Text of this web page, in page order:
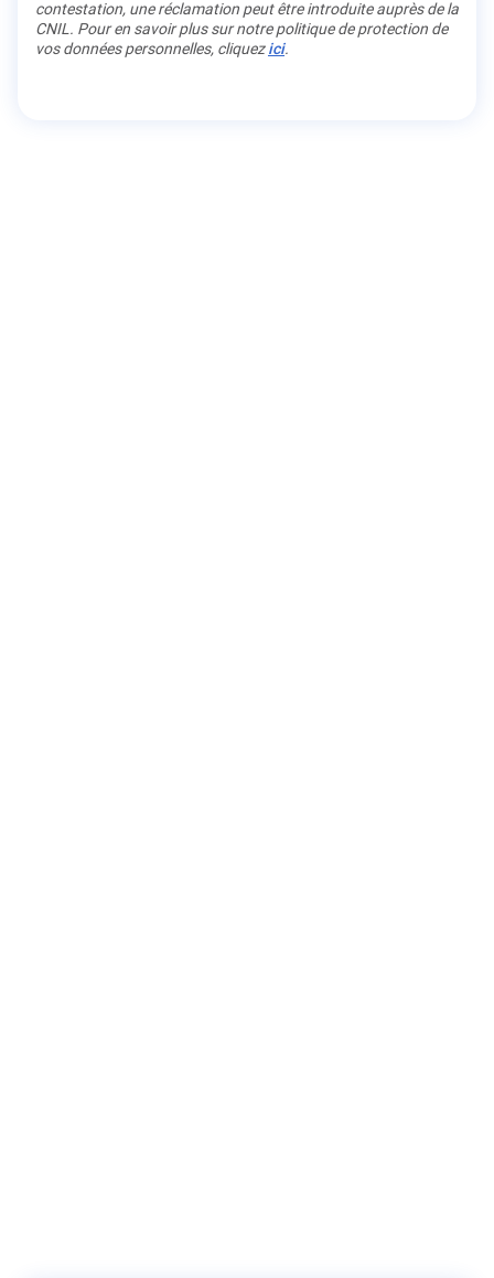
contestation, une réclamation peut être introduite auprès de la
CNIL. Pour en savoir plus sur notre politique de protection de
vos données personnelles, cliquezici.